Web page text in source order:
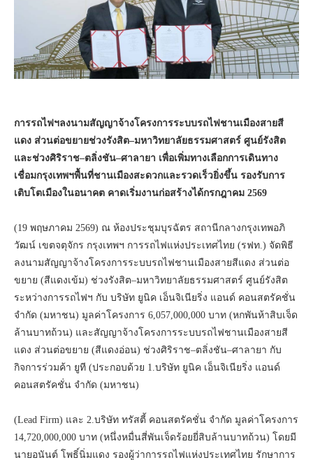
การรถไฟฯลงนามสัญญาจ้างโครงการระบบรถไฟชานเมืองสายสี
แดง ส่วนต่อขยายช่วงรังสิต–มหาวิทยาลัยธรรมศาสตร์ ศูนย์รังสิต
และช่วงศิริราช–ตลิ่งชัน–ศาลายา เพื่อเพิ่มทางเลือกการเดินทาง
เชื่อมกรุงเทพฯพื้นที่ชานเมืองสะดวกและรวดเร็วยิ่งขึ้น รองรับการ
เติบโตเมืองในอนาคต คาดเริ่มงานก่อสร้างได้กรกฎาคม 2569
(19 พฤษภาคม 2569) ณ ห้องประชุมบุรฉัตร สถานีกลางกรุงเทพอภิ
วัฒน์ เขตจตุจักร กรุงเทพฯ การรถไฟแห่งประเทศไทย (รฟท.) จัดพิธี
ลงนามสัญญาจ้างโครงการระบบรถไฟชานเมืองสายสีแดง ส่วนต่อ
ขยาย (สีแดงเข้ม) ช่วงรังสิต–มหาวิทยาลัยธรรมศาสตร์ ศูนย์รังสิต
ระหว่างการรถไฟฯ กับ บริษัท ยูนิค เอ็นจิเนียริ่ง แอนด์ คอนสตรัคชั่น
จำกัด (มหาชน) มูลค่าโครงการ 6,057,000,000 บาท (หกพันห้าสิบเจ็ด
ล้านบาทถ้วน) และสัญญาจ้างโครงการระบบรถไฟชานเมืองสายสี
แดง ส่วนต่อขยาย (สีแดงอ่อน) ช่วงศิริราช–ตลิ่งชัน–ศาลายา กับ
กิจการร่วมค้า ยูที (ประกอบด้วย 1.บริษัท ยูนิค เอ็นจิเนียริ่ง แอนด์
คอนสตรัคชั่น จำกัด (มหาชน)
(Lead Firm) และ 2.บริษัท ทรัสตี้ คอนสตรัคชั่น จำกัด มูลค่าโครงการ
14,720,000,000 บาท (หนึ่งหมื่นสี่พันเจ็ดร้อยยี่สิบล้านบาทถ้วน) โดยมี
นายอนันต์ โพธิ์นิ่มแดง รองผู้ว่าการรถไฟแห่งประเทศไทย รักษาการ